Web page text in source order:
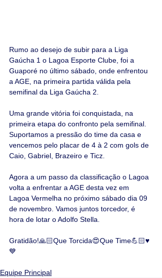
Rumo ao desejo de subir para a Liga
Gaúcha 1 o Lagoa Esporte Clube, foi a
Guaporé no último sábado, onde enfrentou
a AGE, na primeira partida válida pela
semifinal da Liga Gaúcha 2.
Uma grande vitória foi conquistada, na
primeira etapa do confronto pela semifinal.
Suportamos a pressão do time da casa e
vencemos pelo placar de 4 à 2 com gols de
Caio, Gabriel, Brazeiro e Ticz.
Agora a um passo da classificação o Lagoa
volta a enfrentar a AGE desta vez em
Lagoa Vermelha no próximo sábado dia 09
de novembro. Vamos juntos torcedor, é
hora de lotar o Adolfo Stella.
Gratidão!🙏🏻Que Torcida😍Que Time💪🏻♥️
💙
Equipe Principal